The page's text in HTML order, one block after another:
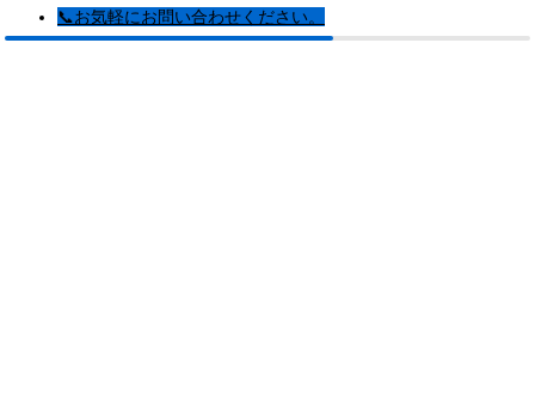
📞お気軽にお問い合わせください。